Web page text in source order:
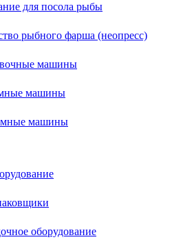
для посола рыбы
рыбного фарша (неопресс)
машины
машины
машины
оборудование